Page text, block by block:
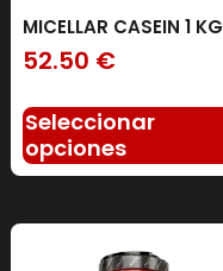
MICELLAR CASEIN 1 KG
52.50 €
Seleccionar
opciones